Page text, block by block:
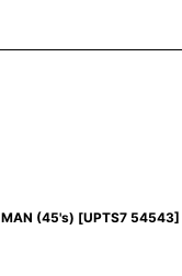
MAN (45's) [UPTS7 54543]